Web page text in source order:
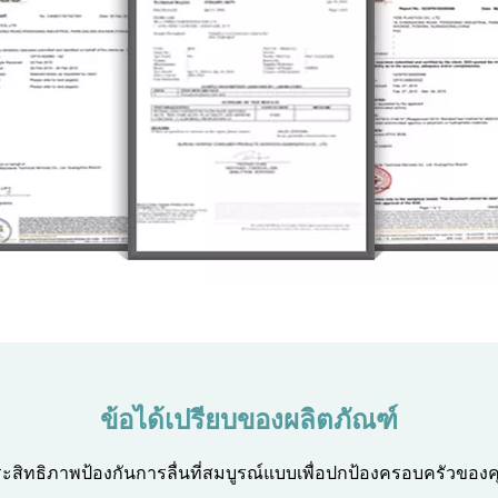
ข้อได้เปรียบของผลิตภัณฑ์
ะสิทธิภาพป้องกันการลื่นที่สมบูรณ์แบบเพื่อปกป้องครอบครัวของ